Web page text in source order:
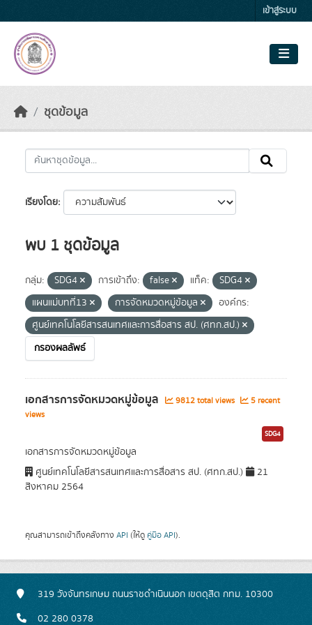
เข้าสู่ระบบ
ชุดข้อมูล
เรียงโดย
พบ 1 ชุดข้อมูล
กลุ่ม: SDG4 การเข้าถึง: false แท็ค:
SDG4
แผนแม่บทที่13
การจัดหมวดหมู่ข้อมูล
องค์กร:
ศูนย์เทคโนโลยีสารสนเทศและการสื่อสาร สป. (ศทก.สป.)
กรองผลลัพธ์
เอกสารการจัดหมวดหมู่ข้อมูล 9812 total views
5 recent
views
SDG4
เอกสารการจัดหมวดหมู่ข้อมูล
ศูนย์เทคโนโลยีสารสนเทศและการสื่อสาร สป. (ศทก.สป.)
21
สิงหาคม 2564
คุณสามารถเข้าถึงคลังทาง API (ให้ดู คู่มือ API).
319 วังจันทรเกษม ถนนราชดำเนินนอก เขตดุสิต กทม. 10300
02 280 0378